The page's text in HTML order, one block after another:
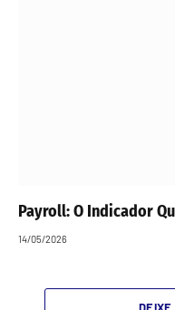
Payroll: O Indicador
14/05/2026